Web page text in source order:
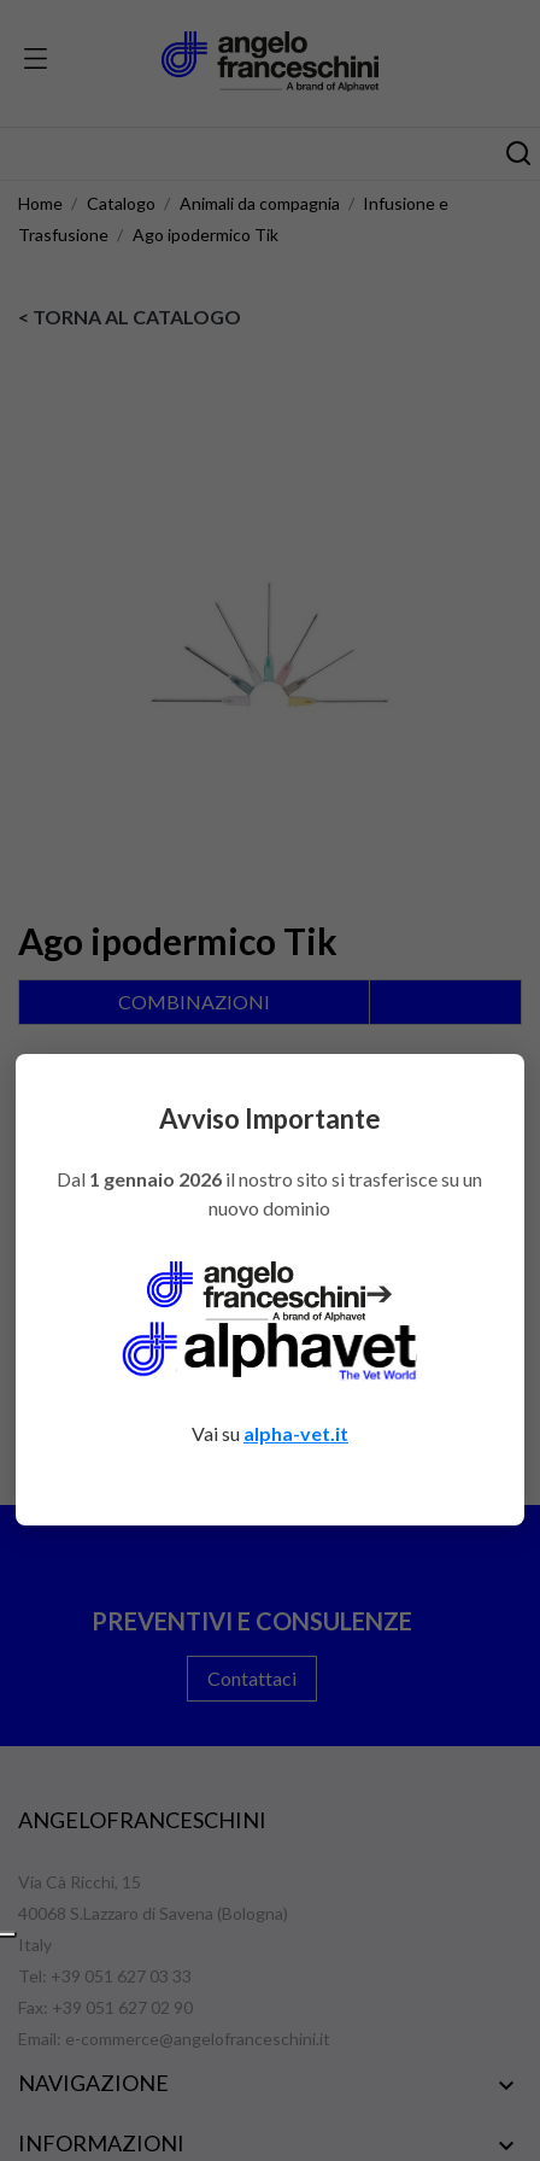
Home Catalogo Animali da compagnia
Infusione e
Trasfusione
Ago ipodermico Tik
< TORNA AL CATALOGO
Ago ipodermico Tik
COMBINAZIONI
DESCRIZIONE
Aghi ipodermici sterili monouso
endovenosa o per via intramuscolare e per le diverse
Il connettore luer-lock consente l’incorporazione
sulla siringa
PREVENTIVI E CONSULENZE
Contattaci
ANGELOFRANCESCHINI
Via Cà Ricchi, 15
40068 S.Lazzaro di Savena (Bologna)
Italy
Tel: +39 051 627 03 33
Fax: +39 051 627 02 90
Email: e-commerce@angelofranceschini.it
NAVIGAZIONE 
INFORMAZIONI 
Avviso Importante
Dal 1 gennaio 2026 il nostro sito si trasferisce su un
nuovo dominio
➔
Vai su alpha-vet.it